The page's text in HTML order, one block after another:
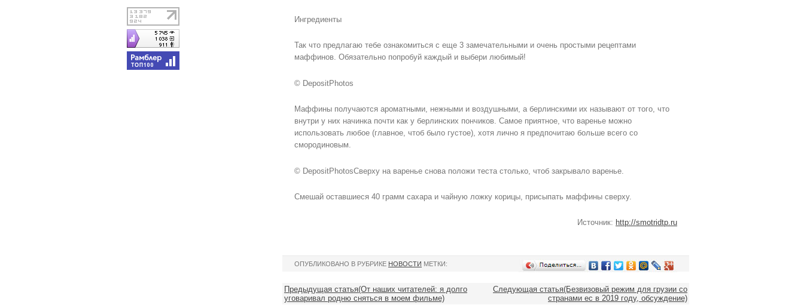
Ингредиенты
Так что предлагаю тебе ознакомиться с еще 3 замечательными и очень простыми рецептами
маффинов. Обязательно попробуй каждый и выбери любимый!
© DepositPhotos
Маффины получаются ароматными, нежными и воздушными, а берлинскими их называют от того, что
внутри у них начинка почти как у берлинских пончиков. Самое приятное, что варенье можно
использовать любое (главное, чтоб было густое), хотя лично я предпочитаю больше всего со
смородиновым.
© DepositPhotosСверху на варенье снова положи теста столько, чтоб закрывало варенье.
Смешай оставшиеся 40 грамм сахара и чайную ложку корицы, присыпать маффины сверху.
Источник: http://smotridtp.ru
ОПУБЛИКОВАНО В РУБРИКЕ НОВОСТИ МЕТКИ:
Предыдущая статья(От наших читателей: я долго
уговаривал родню сняться в моем фильме)
Следующая статья(Безвизовый режим для грузии со
странами ес в 2019 году, обсуждение)